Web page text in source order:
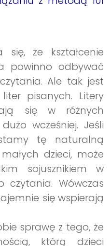
się, że kształcenie
powinno odbywać
Ale tak jest
pisanych. Litery
się w różnych
wcześniej. Jeśli
tę naturalną
dzieci, może
sojusznikiem w
czytania. Wówczas
się wspierają
sprawę z tego, że
którą dzieci